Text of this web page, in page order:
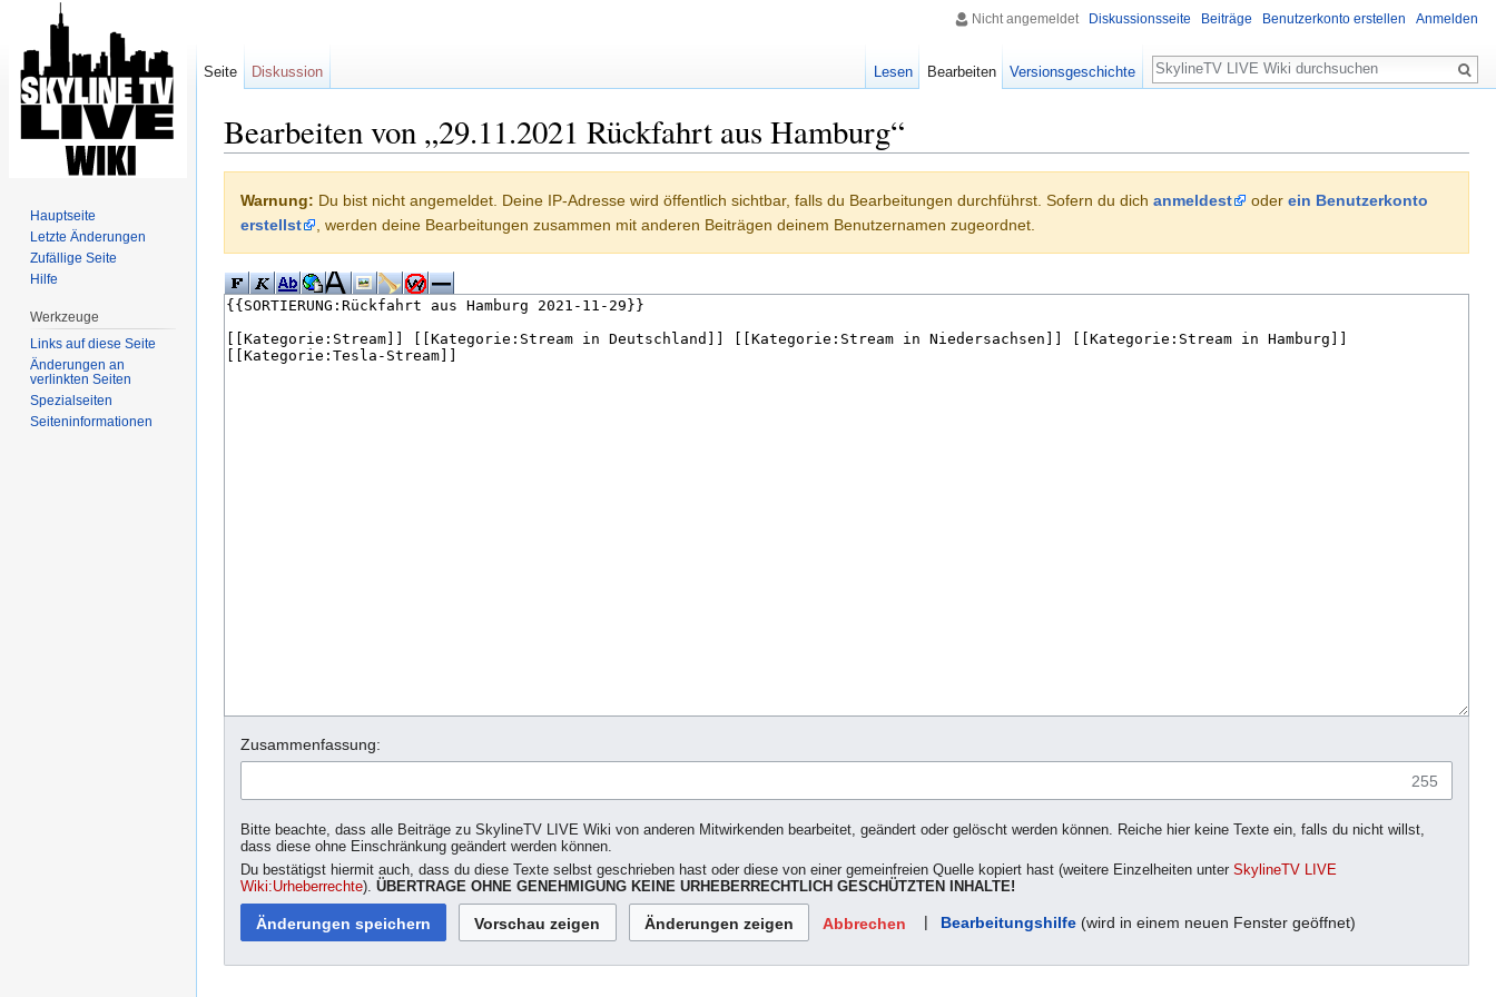
Bearbeiten von „29.11.2021 Rückfahrt aus Hamburg“
Warnung: Du bist nicht angemeldet. Deine IP-Adresse wird öffentlich sichtbar, falls du Bearbeitungen durchführst. Sofern du dich anmeldest oder ein Benutzerkonto
erstellst
, werden deine Bearbeitungen zusammen mit anderen Beiträgen deinem Benutzernamen zugeordnet.
Zusammenfassung:
255
Bitte beachte, dass alle Beiträge zu SkylineTV LIVE Wiki von anderen Mitwirkenden bearbeitet, geändert oder gelöscht werden können. Reiche hier keine Texte ein, falls du nicht willst,
dass diese ohne Einschränkung geändert werden können.
Du bestätigst hiermit auch, dass du diese Texte selbst geschrieben hast oder diese von einer gemeinfreien Quelle kopiert hast (weitere Einzelheiten unter SkylineTV LIVE
Wiki:Urheberrechte). ÜBERTRAGE OHNE GENEHMIGUNG KEINE URHEBERRECHTLICH GESCHÜTZTEN INHALTE!
Abbrechen | Bearbeitungshilfe (wird in einem neuen Fenster geöffnet)
Nicht angemeldet Diskussionsseite Beiträge Benutzerkonto erstellen Anmelden
Seite Diskussion Lesen Bearbeiten Versionsgeschichte
Suche
Hauptseite
Letzte Änderungen
Zufällige Seite
Hilfe
Werkzeuge
Links auf diese Seite
Änderungen an
verlinkten Seiten
Spezialseiten
Seiten­informationen